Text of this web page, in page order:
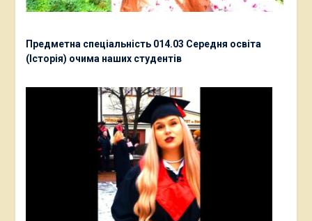
Предметна спеціальність 014.03 Середня освіта
(Історія) очима наших студентів